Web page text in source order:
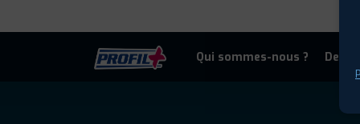
Qui sommes-nous ?